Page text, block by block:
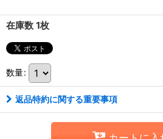
在庫数 1枚
数量:
返品特約に関する重要事項